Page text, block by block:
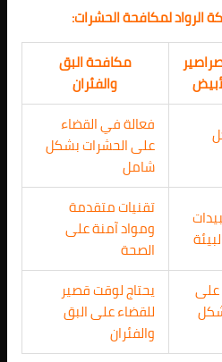
الرواد لمكافحة الحشرات:
مكافحة البق
والفئران
فعالة في القضاء
على الحشرات بشكل
شامل
تقنيات متقدمة
ومواد آمنة على
الصحة
على
يحتاج لوقت قصير
للقضاء على البق
والفئران